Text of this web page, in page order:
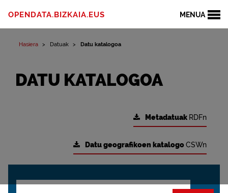
MENUA
OPENDATA.BIZKAIA.EUS
Hasiera Datuak Datu katalogoa
DATU KATALOGOA
Metadatuak RDFn
Datu geografikoen katalogoCSWn